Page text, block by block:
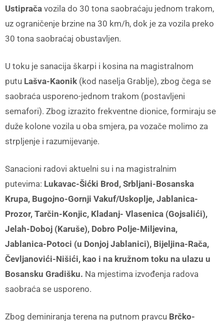
Ustiprača vozila do 30 tona saobraćaju jednom trakom,
uz ograničenje brzine na 30 km/h, dok je za vozila preko
30 tona saobraćaj obustavljen.
U toku je sanacija škarpi i kosina na magistralnom
putu Lašva-Kaonik (kod naselja Grablje), zbog čega se
saobraća usporeno-jednom trakom (postavljeni
semafori). Zbog izrazito frekventne dionice, formiraju se
duže kolone vozila u oba smjera, pa vozače molimo za
strpljenje i razumijevanje.
Sanacioni radovi aktuelni su i na magistralnim
putevima: Lukavac-Šićki Brod, Srbljani-Bosanska
Krupa, Bugojno-Gornji Vakuf/Uskoplje, Jablanica-
Prozor, Tarčin-Konjic, Kladanj- Vlasenica (Gojsalići),
Jelah-Doboj (Karuše), Dobro Polje-Miljevina,
Jablanica-Potoci (u Donjoj Jablanici), Bijeljina-Rača,
Čevljanovići-Nišići, kao i na kružnom toku na ulazu u
Bosansku Gradišku. Na mjestima izvođenja radova
saobraća se usporeno.
Zbog deminiranja terena na putnom pravcu Brčko-